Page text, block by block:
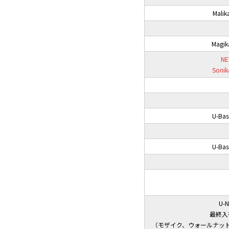
U-
U-
U-
最終
（モザイク、ウォール